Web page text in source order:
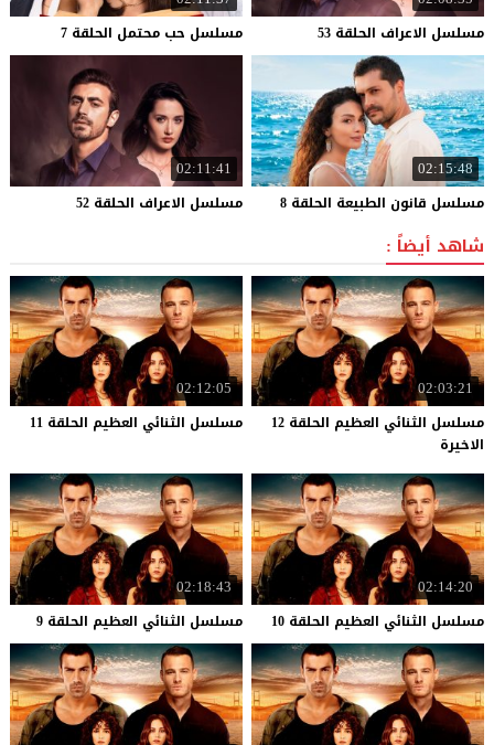
مسلسل الاعراف الحلقة 53 مسلسل حب محتمل الحلقة 7
02:15:48
مسلسل قانون الطبيعة الحلقة 8
02:11:41
مسلسل الاعراف الحلقة 52
شاهد أيضاً :
02:03:21
مسلسل الثنائي العظيم الحلقة 12
الاخيرة
02:12:05
مسلسل الثنائي العظيم الحلقة 11
02:14:20
مسلسل الثنائي العظيم الحلقة 10
02:18:43
مسلسل الثنائي العظيم الحلقة 9